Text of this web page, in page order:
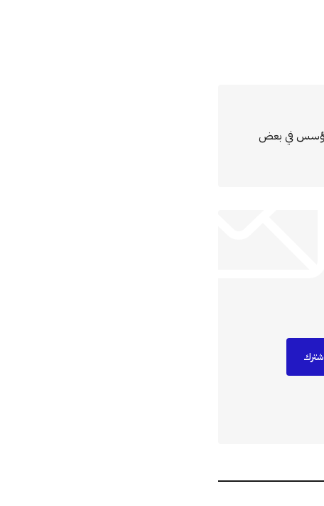
مؤسس في بعض